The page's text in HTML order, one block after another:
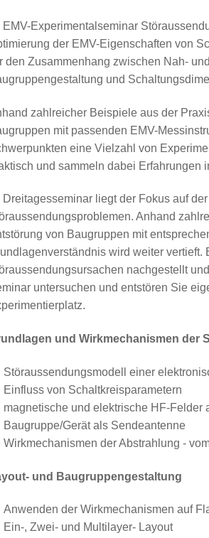
EMV-Experimentalseminar
der EMV-Eigenschaften von
den Zusammenhang zwischen Nah-
und
zahlreicher Beispiele aus der
mit passenden EMV-
eine Vielzahl von
und sammeln dabei Erfahrungen
Dreitagesseminar liegt der Fokus auf
Anhand
von Baugruppen mit
wird weiter
nachgestellt
untersuchen und entstören Sie
und Wirkmechanismen der
Störaussendungsmodell einer
Einfluss von Schaltkreisparametern
magnetische und elektrische HF-Felder
Baugruppe/Gerät als Sendeantenne
Wirkmechanismen der Abstrahlung -
und Baugruppengestaltung
Anwenden der Wirkmechanismen auf
Ein-, Zwei- und Multilayer- Layout